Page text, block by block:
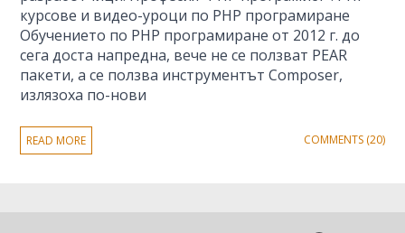
курсове и видео-уроци по PHP програмиране
Обучението по PHP програмиране от 2012 г. до
сега доста напредна, вече не се ползват PEAR
пакети, а се ползва инструментът Composer,
излязоха по-нови
READ MORE COMMENTS (20)